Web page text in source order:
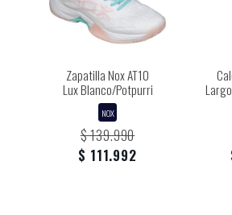
Zapatilla Nox AT10
Lux Blanco/Potpurri
NOX
$ 139.990
$ 111.992